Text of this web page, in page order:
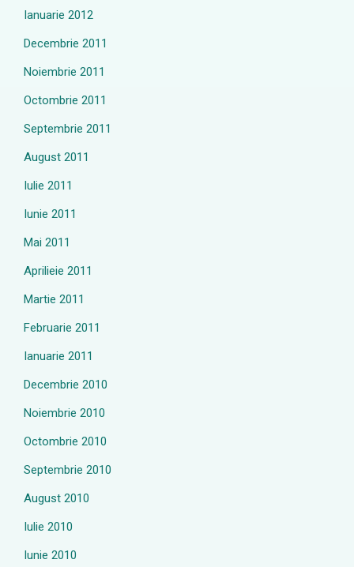
Ianuarie 2012
Decembrie 2011
Noiembrie 2011
Octombrie 2011
Septembrie 2011
August 2011
Iulie 2011
Iunie 2011
Mai 2011
Aprilieie 2011
Martie 2011
Februarie 2011
Ianuarie 2011
Decembrie 2010
Noiembrie 2010
Octombrie 2010
Septembrie 2010
August 2010
Iulie 2010
Iunie 2010